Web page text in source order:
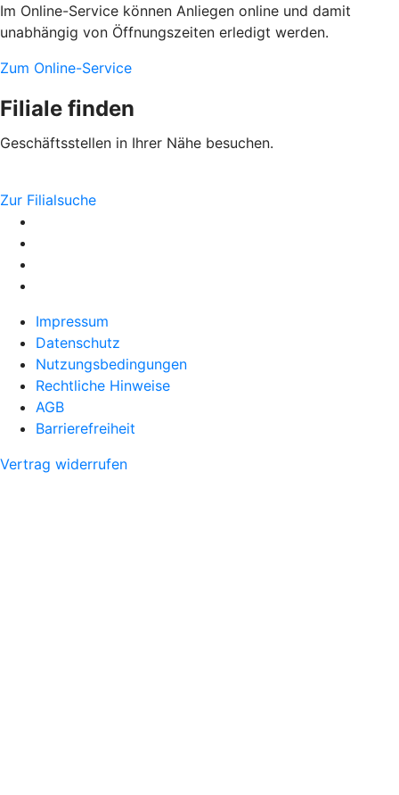
Im Online-Service können Anliegen online und damit
unabhängig von Öffnungszeiten erledigt werden.
Zum Online-Service
Filiale finden
Geschäftsstellen in Ihrer Nähe besuchen.
Zur Filialsuche
Impressum
Datenschutz
Nutzungsbedingungen
Rechtliche Hinweise
AGB
Barrierefreiheit
Vertrag widerrufen